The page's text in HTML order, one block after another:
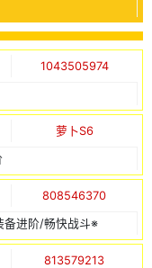
1043505974
萝卜S6
808546370
备进阶/畅快战斗※
813579213